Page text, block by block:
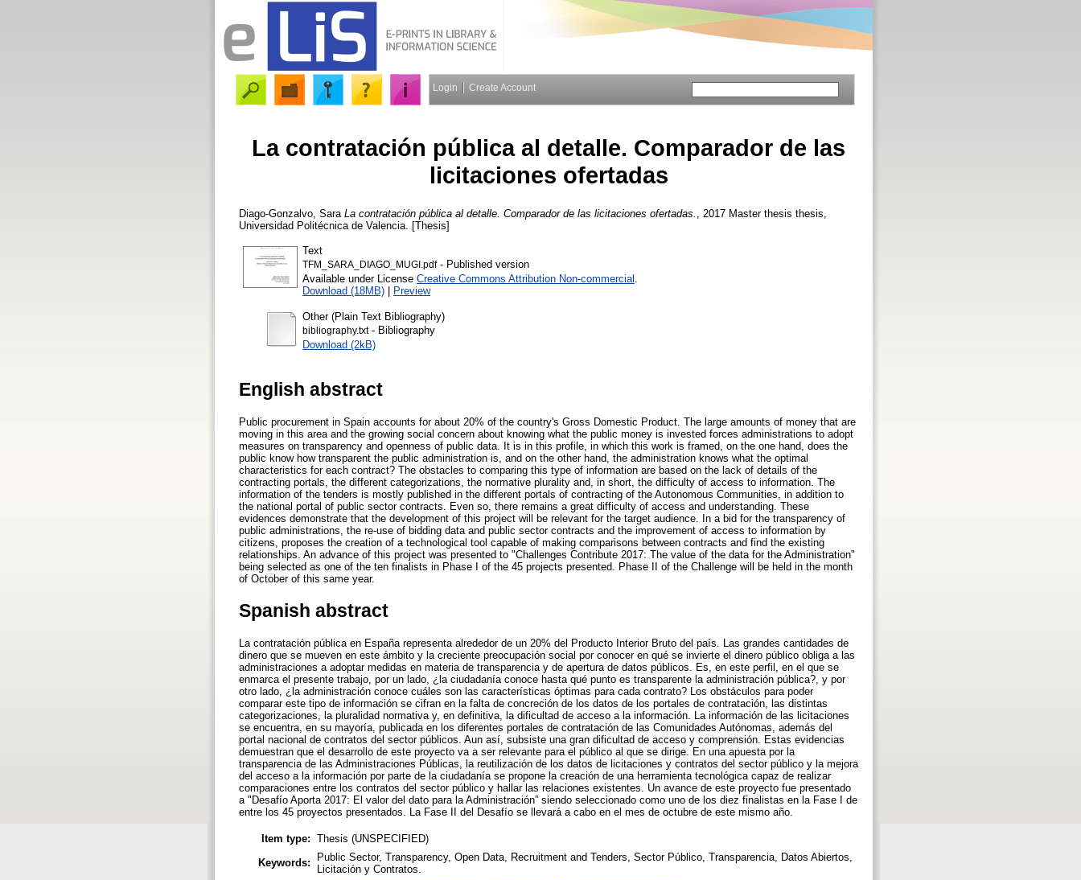
Login Create Account
La contratación pública al detalle. Comparador de las
licitaciones ofertadas
Diago-Gonzalvo, Sara La contratación pública al detalle. Comparador de las licitaciones ofertadas.
, 2017 Master thesis thesis,
Universidad Politécnica de Valencia. [Thesis]
Text
TFM_SARA_DIAGO_MUGI.pdf- Published version
Available under License Creative Commons Attribution Non-commercial
Download (18MB) | Preview
Other (Plain Text Bibliography)
bibliography.txt- Bibliography
Download (2kB)
English abstract
Public procurement in Spain accounts for about 20% of the country's Gross Domestic Product. The large amounts of money that are
moving in this area and the growing social concern about knowing what the public money is invested forces administrations to adopt
measures on transparency and openness of public data. It is in this profile, in which this work is framed, on the one hand, does the
public know how transparent the public administration is, and on the other hand, the administration knows what the optimal
characteristics for each contract? The obstacles to comparing this type of information are based on the lack of details of the
contracting portals, the different categorizations, the normative plurality and, in short, the difficulty of access to information. The
information of the tenders is mostly published in the different portals of contracting of the Autonomous Communities, in addition to
the national portal of public sector contracts. Even so, there remains a great difficulty of access and understanding. These
evidences demonstrate that the development of this project will be relevant for the target audience. In a bid for the transparency of
public administrations, the re-use of bidding data and public sector contracts and the improvement of access to information by
citizens, proposes the creation of a technological tool capable of making comparisons between contracts and find the existing
relationships. An advance of this project was presented to "Challenges Contribute 2017: The value of the data for the Administration"
being selected as one of the ten finalists in Phase I of the 45 projects presented. Phase II of the Challenge will be held in the month
of October of this same year.
Spanish abstract
La contratación pública en España representa alrededor de un 20% del Producto Interior Bruto del país. Las grandes cantidades de
dinero que se mueven en este ámbito y la creciente preocupación social por conocer en qué se invierte el dinero público obliga a las
administraciones a adoptar medidas en materia de transparencia y de apertura de datos públicos. Es, en este perfil, en el que se
enmarca el presente trabajo, por un lado, ¿la ciudadanía conoce hasta qué punto es transparente la administración pública?, y por
otro lado, ¿la administración conoce cuáles son las características óptimas para cada contrato? Los obstáculos para poder
comparar este tipo de información se cifran en la falta de concreción de los datos de los portales de contratación, las distintas
categorizaciones, la pluralidad normativa y, en definitiva, la dificultad de acceso a la información. La información de las licitaciones
se encuentra, en su mayoría, publicada en los diferentes portales de contratación de las Comunidades Autónomas, además del
portal nacional de contratos del sector públicos. Aun así, subsiste una gran dificultad de acceso y comprensión. Estas evidencias
demuestran que el desarrollo de este proyecto va a ser relevante para el público al que se dirige. En una apuesta por la
transparencia de las Administraciones Públicas, la reutilización de los datos de licitaciones y contratos del sector público y la mejora
del acceso a la información por parte de la ciudadanía se propone la creación de una herramienta tecnológica capaz de realizar
comparaciones entre los contratos del sector público y hallar las relaciones existentes. Un avance de este proyecto fue presentado
a "Desafío Aporta 2017: El valor del dato para la Administración” siendo seleccionado como uno de los diez finalistas en la Fase I de
entre los 45 proyectos presentados. La Fase II del Desafío se llevará a cabo en el mes de octubre de este mismo año.
Item type: Thesis (UNSPECIFIED)
Keywords:
Public Sector, Transparency, Open Data, Recruitment and Tenders, Sector Público, Transparencia, Datos Abiertos,
Licitación y Contratos.